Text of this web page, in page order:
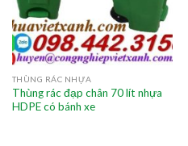
THÙNG RÁC NHỰA
Thùng rác đạp chân 70 lít nhựa
HDPE có bánh xe